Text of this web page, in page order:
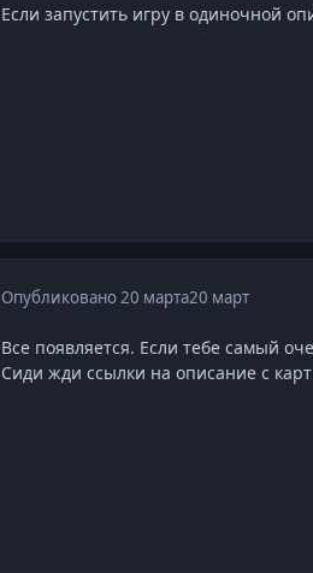
Если запустить игру в одиночной
Опубликовано20 марта20 март
Все появляется. Если тебе самый
Сиди жди ссылки на описание с